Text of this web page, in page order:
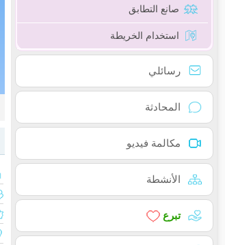
صانع التطابق
استخدام الخريطة
رسائلي
المحادثة
مكالمة فيديو
الأنشطة
تبرع